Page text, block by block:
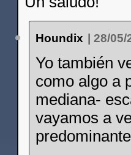
Houndix |28/05/
Yo también
como algo a
mediana-
vayamos a